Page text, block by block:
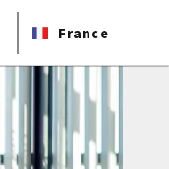
France